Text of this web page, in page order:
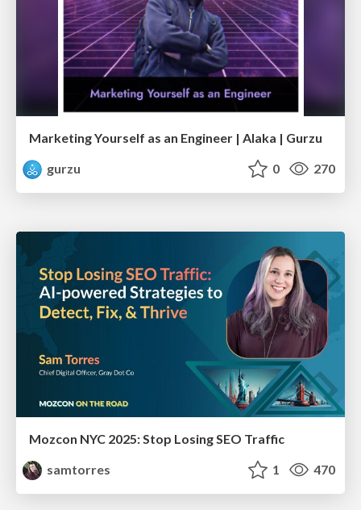
Marketing Yourself as an Engineer | Alaka | Gurzu
gurzu
0 270
Mozcon NYC 2025: Stop Losing SEO Traffic
samtorres
1 470